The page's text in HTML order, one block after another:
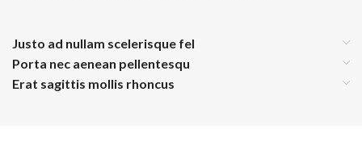
Justo ad nullam scelerisque fel
Porta nec aenean pellentesqu
Erat sagittis mollis rhoncus